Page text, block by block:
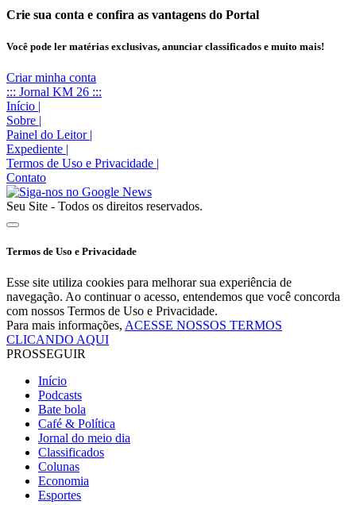
Crie sua conta e confira as vantagens do Portal
Você pode ler matérias exclusivas, anunciar classificados e muito mais!
Criar minha conta
::: Jornal KM 26 :::
Início |
Sobre |
Painel do Leitor |
Expediente |
Termos de Uso e Privacidade |
Contato
Seu Site - Todos os direitos reservados.
Termos de Uso e Privacidade
Esse site utiliza cookies para melhorar sua experiência de
navegação. Ao continuar o acesso, entendemos que você concorda
com nossos Termos de Uso e Privacidade.
Para mais informações, ACESSE NOSSOS TERMOS
CLICANDO AQUI
PROSSEGUIR
Início
Podcasts
Bate bola
Café & Política
Jornal do meio dia
Classificados
Colunas
Economia
Esportes